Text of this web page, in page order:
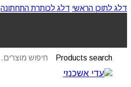
דלג לתוכן הראשי דלג לכותרת התחתונה
Products search